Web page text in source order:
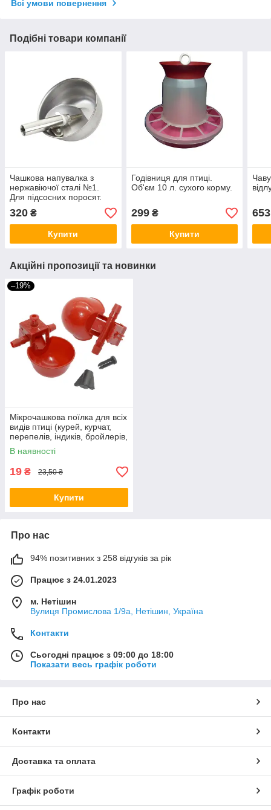
Всі умови повернення
Подібні товари компанії
Чашкова напувалка з
нержавіючої сталі №1.
Для підсосних поросят.
320 ₴
Купити
Годівниця для птиці.
Об'єм 10 л. сухого корму.
299₴
Купити
653
Акційні пропозиції та новинки
–19%
Мікрочашкова поїлка для всіх
видів птиці (курей, курчат,
перепелів, індиків, бройлерів,
качок, гусей).
В наявності
19 ₴ 23,50 ₴
Купити
Про нас
94% позитивних з 258 відгуків за рік
Працює з 24.01.2023
м. Нетішин
Вулиця Промислова 1/9а, Нетішин, Україна
Контакти
Сьогодні працює з 09:00 до 18:00
Показати весь графік роботи
Про нас
Контакти
Доставка та оплата
Графік роботи